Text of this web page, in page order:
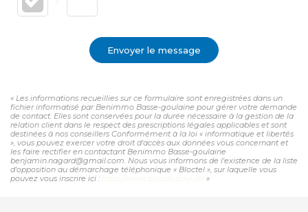
Envoyer le message
« Les informations recueillies sur ce formulaire sont enregistrées dans un
fichier informatisé par Benimmo Basse-goulaine pour gérer votre demande
de contact. Elles sont conservées pour la durée nécessaire à la gestion de la
relation client dans le respect des prescriptions légales applicables et sont
destinées à nos conseillers Conformément à la loi « informatique et libertés
», vous pouvez exercer votre droit d'accès aux données vous concernant et
les faire rectifier en contactant Benimmo Basse-goulaine
benjamin.nagard@gmail.com. Nous vous informons de l'existence de la liste
d'opposition au démarchage téléphonique « Bloctel », sur laquelle vous
pouvez vous inscrire ici :
»